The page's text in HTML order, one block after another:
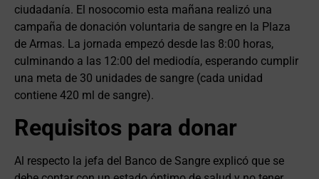
ciudadanía. El nosocomio esta mañana realizó una
campaña de donación voluntaria de sangre en la Plaza
de Armas. La jornada empezó desde las 8:00 horas,
culminando a las 12:00 del mediodía, esperando cumplir
una meta de 30 unidades de sangre (cada unidad
contiene 420 ml de sangre).
Requisitos para donar
Al respecto la jefa del Banco de Sangre explicó que se